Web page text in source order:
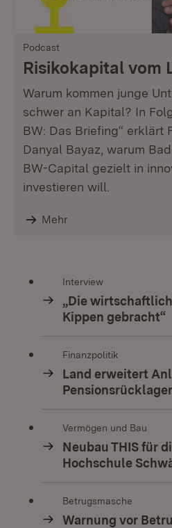
Podcast
Risikokapital vom
Warum kommen junge
schwer an Kapital? In
BW: Das Briefing“ erklärt
Danyal Bayaz, warum
BW-Capital gezielt in
investieren will.
Mehr
Interview
„Die
Kippen gebracht“
Finanzpolitik
Land erweitert
Vermögen und Bau
Neubau THIS für
Hochschule
Betrugsmasche
Warnung vor